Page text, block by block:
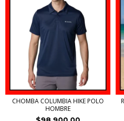
CHOMBA COLUMBIA HIKE POLO
HOMBRE